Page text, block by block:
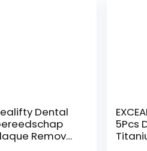
Dental
Remover
5Pcs